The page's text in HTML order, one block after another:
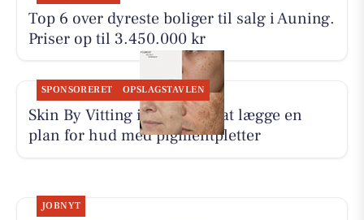
Top 6 over dyreste boliger til salg i Auning.
Priser op til 3.450.000 kr
SPONSORERET OPSLAGSTAVLEN
Skin By Vitting inviterer til at lægge en
plan for hud med pigmentpletter
JOBNYT